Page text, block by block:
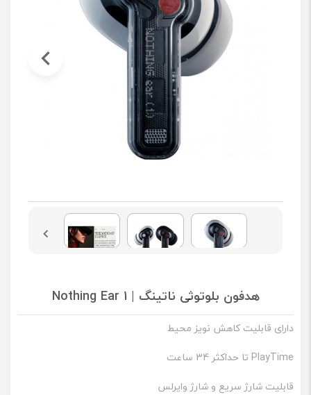
هدفون بلوتوثی ناتینگ | Nothing Ear 1
دارای قابلیت کاهش نویز محیط
PlayTime تا حداکثر 34 ساعت
قابلیت شارژ سریع و شارژ وایرلس